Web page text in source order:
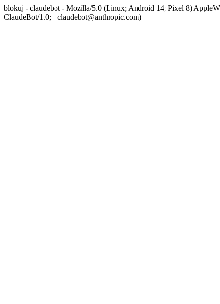
blokuj - claudebot - Mozilla/5.0 (Linux; Android 14; Pixel 8)
ClaudeBot/1.0; +claudebot@anthropic.com)